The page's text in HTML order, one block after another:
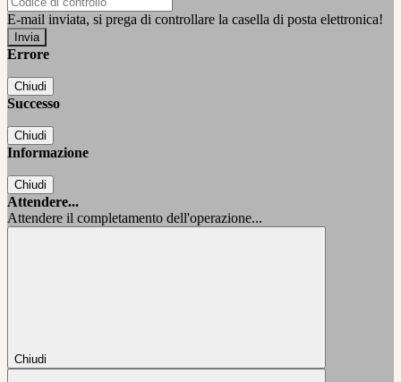
E-mail inviata, si prega di controllare la casella di posta elettronica!
Errore
Chiudi
Successo
Chiudi
Informazione
Chiudi
Attendere...
Attendere il completamento dell'operazione...
Chiudi